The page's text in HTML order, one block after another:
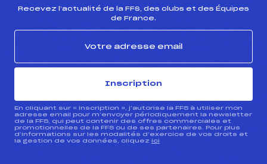
Recevez l’actualité de la FFS, des clubs et des Équipes
de France.
Inscription
En cliquant sur « inscription », j’autorise la FFS à utiliser mon
adresse email pour m’envoyer périodiquement la newsletter
de la FFS, qui peut contenir des offres commerciales et
promotionnelles de la FFS ou de ses partenaires. Pour plus
d’informations sur les modalités d’exercice de vos droits et
la gestion de vos données, cliquez ici